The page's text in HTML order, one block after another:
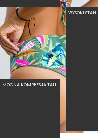
WYSOKI STAN
MOCNA KOMPRESJA TALII